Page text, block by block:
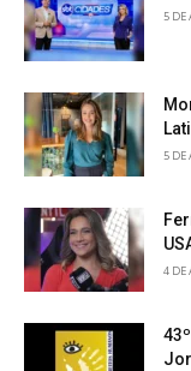
5 DE
5 DE
4 DE